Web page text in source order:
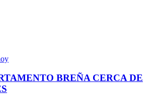
BREÑA CERCA DE